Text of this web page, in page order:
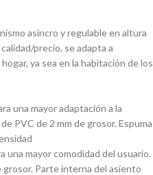
asincro y regulable en altura
precio, se adapta a
ya sea en la habitación de los
una mayor adaptación a la
PVC de 2 mm de grosor. Espuma
una mayor comodidad del usuario.
grosor. Parte interna del asiento